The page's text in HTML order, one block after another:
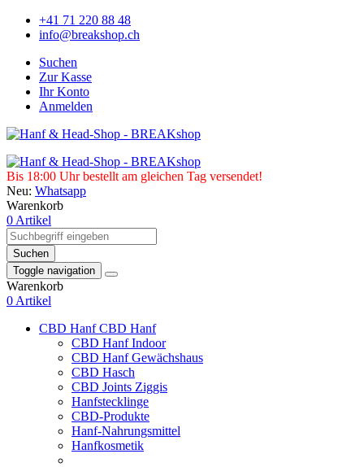
+41 71 220 88 48
info@breakshop.ch
Suchen
Zur Kasse
Ihr Konto
Anmelden
Bis 18:00 Uhr bestellt am gleichen Tag versendet!
Neu: Whatsapp
Warenkorb
0 Artikel
Suchen
Toggle navigation
Warenkorb
0 Artikel
CBD HanfCBD Hanf
CBD Hanf Indoor
CBD Hanf Gewächshaus
CBD Hasch
CBD Joints Ziggis
Hanfstecklinge
CBD-Produkte
Hanf-Nahrungsmittel
Hanfkosmetik